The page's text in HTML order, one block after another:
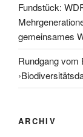
Fundstück:
gemeinsames
Rundgang vom
ARCHIV